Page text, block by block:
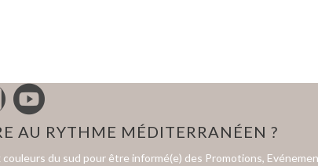
AU RYTHME MÉDITERRANÉEN ?
du sud pour être informé(e) des Promotions,